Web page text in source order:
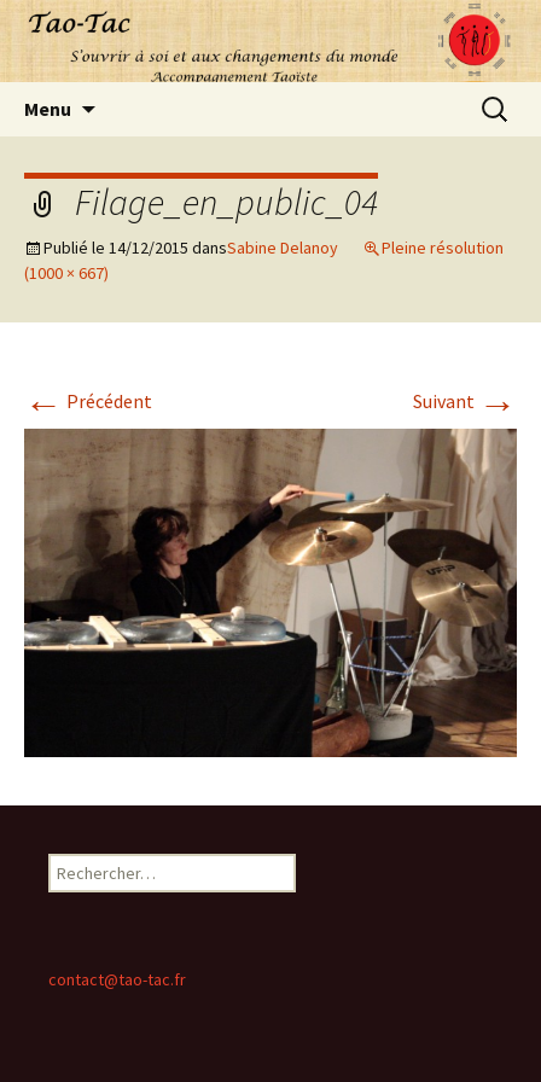
Menu
Filage_en_public_04
Publié le 14/12/2015 dansSabine Delanoy
Pleine résolution
(1000 × 667)
← Précédent Suivant →
Rechercher :
contact@tao-tac.fr